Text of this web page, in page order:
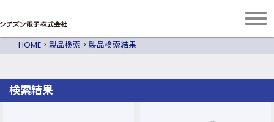
HOME > 製品検索 > 製品検索結果
検索結果